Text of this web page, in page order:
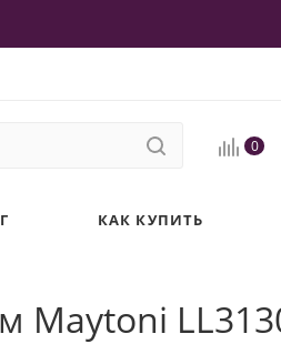
0
КАК КУПИТЬ
Maytoni